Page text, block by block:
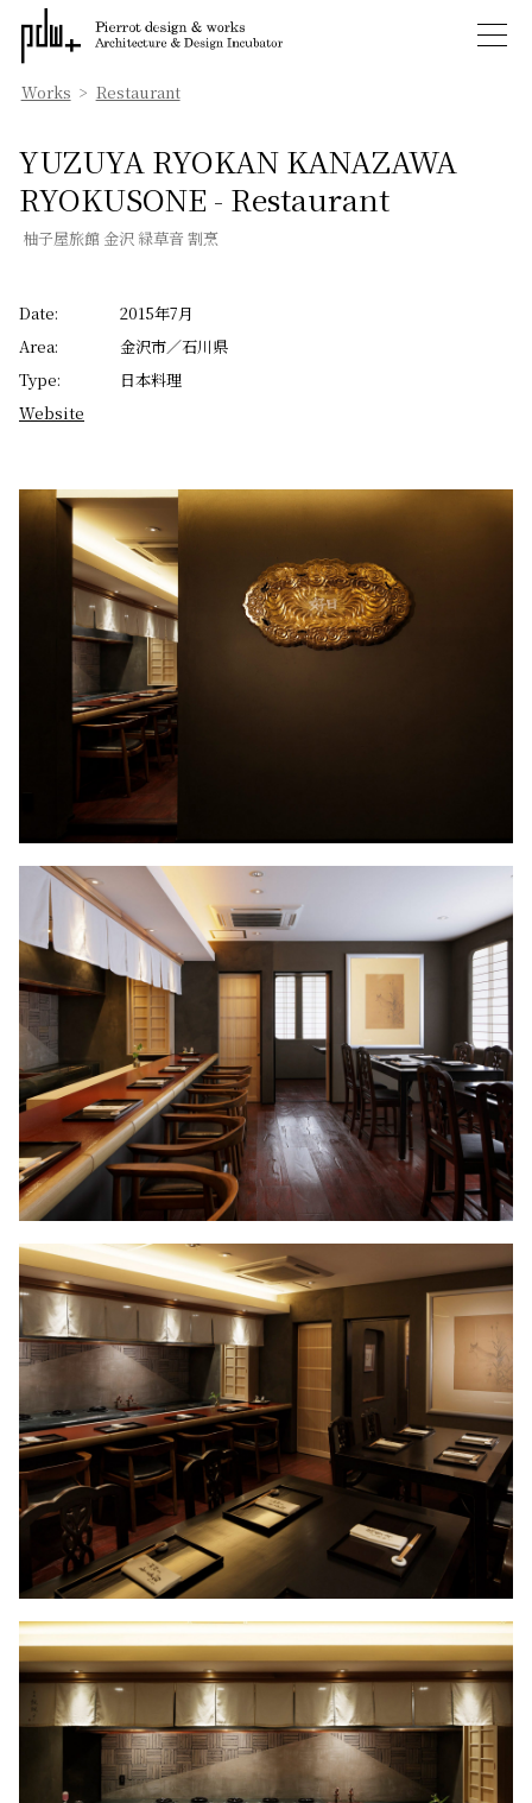
Works > Restaurant
YUZUYA RYOKAN KANAZAWA
RYOKUSONE - Restaurant
柚子屋旅館 金沢 緑草音 割烹
Date:
2015年7月
Area:
金沢市／石川県
Type:
日本料理
Website